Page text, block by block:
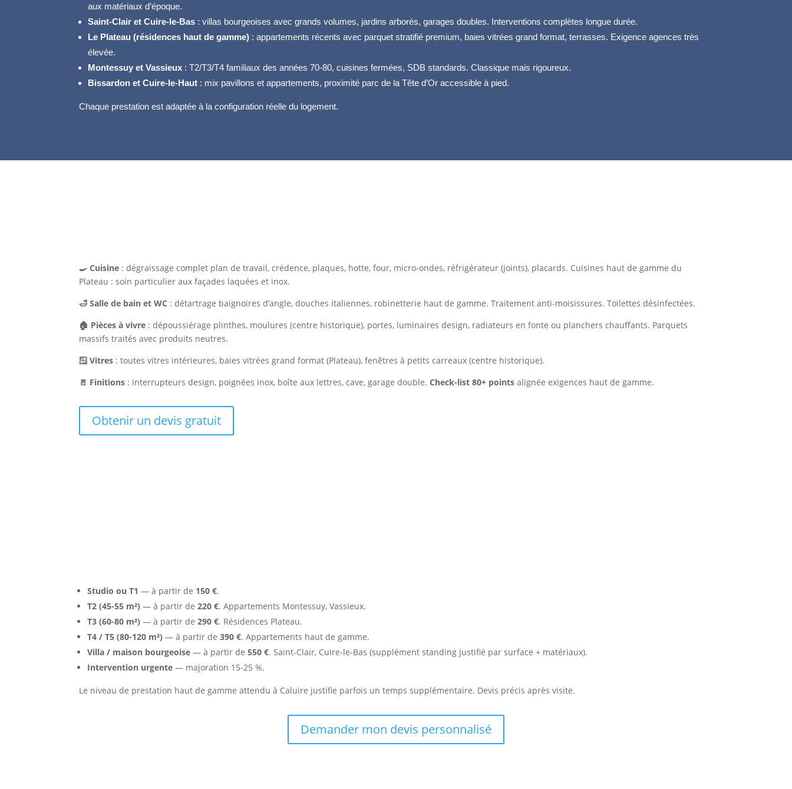
aux matériaux d’époque.
Saint-Clair et Cuire-le-Bas : villas bourgeoises avec grands volumes, jardins arborés, garages doubles. Interventions complètes longue durée.
Le Plateau (résidences haut de gamme) : appartements récents avec parquet stratifié premium, baies vitrées grand format, terrasses. Exigence agences très
élevée.
Montessuy et Vassieux : T2/T3/T4 familiaux des années 70-80, cuisines fermées, SDB standards. Classique mais rigoureux.
Bissardon et Cuire-le-Haut : mix pavillons et appartements, proximité parc de la Tête d’Or accessible à pied.
Chaque prestation est adaptée à la configuration réelle du logement.
🍳 Cuisine : dégraissage complet plan de travail, crédence, plaques, hotte, four, micro-ondes, réfrigérateur (joints), placards. Cuisines haut de gamme du
Plateau : soin particulier aux façades laquées et inox.
🛁 Salle de bain et WC : détartrage baignoires d’angle, douches italiennes, robinetterie haut de gamme. Traitement anti-moisissures. Toilettes désinfectées.
🏠 Pièces à vivre : dépoussiérage plinthes, moulures (centre historique), portes, luminaires design, radiateurs en fonte ou planchers chauffants. Parquets
massifs traités avec produits neutres.
🪟 Vitres : toutes vitres intérieures, baies vitrées grand format (Plateau), fenêtres à petits carreaux (centre historique).
🚪 Finitions : interrupteurs design, poignées inox, boîte aux lettres, cave, garage double.Check-list 80+ points alignée exigences haut de gamme.
Obtenir un devis gratuit
Studio ou T1 — à partir de 150 €.
T2 (45-55 m²) — à partir de220 €. Appartements Montessuy, Vassieux.
T3 (60-80 m²) — à partir de290 €. Résidences Plateau.
T4 / T5 (80-120 m²) — à partir de390 €. Appartements haut de gamme.
Villa / maison bourgeoise — à partir de550 €. Saint-Clair, Cuire-le-Bas (supplément standing justifié par surface + matériaux).
Intervention urgente — majoration 15-25 %.
Le niveau de prestation haut de gamme attendu à Caluire justifie parfois un temps supplémentaire. Devis précis après visite.
Demander mon devis personnalisé